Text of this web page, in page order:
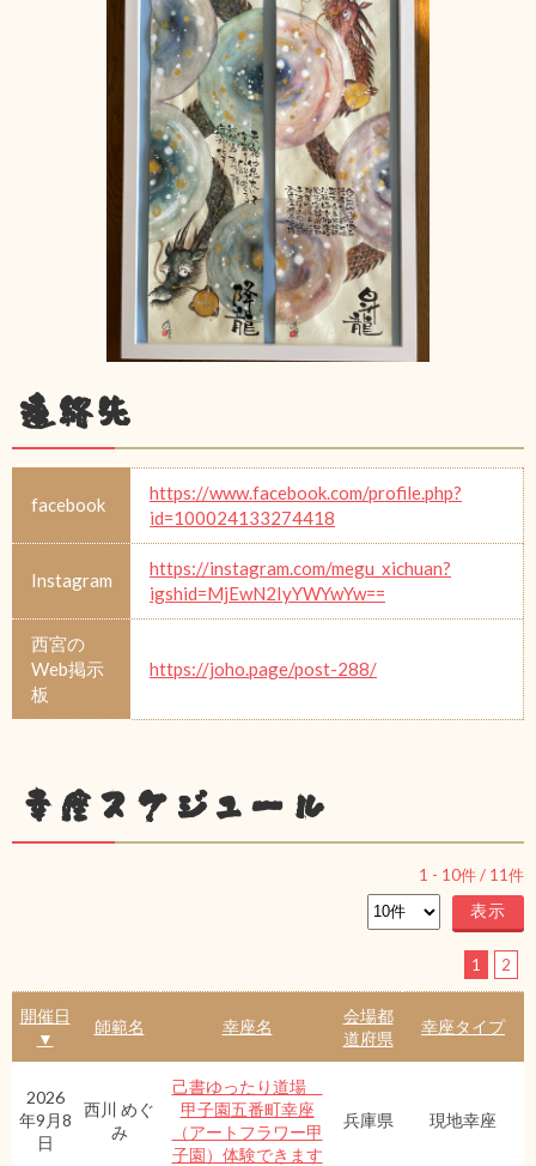
連絡先
facebook
https://www.facebook.com/profile.php?
id=100024133274418
Instagram
https://instagram.com/megu_xichuan?
igshid=MjEwN2IyYWYwYw==
西宮の
Web掲示
板
https://joho.page/post-288/
幸座スケジュール
1 - 10件 / 11件
1 2
開催日
▼
師範名 幸座名
会場都
道府県
幸座タイプ
2026
年9月8
日
西川 めぐ
み
己書ゆったり道場
甲子園五番町幸座
（アートフラワー甲
子園）体験できます
兵庫県 現地幸座